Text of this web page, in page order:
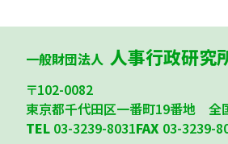
一般財団法人 人事行政研究
〒102-0082
東京都千代田区一番町19番地 全
TEL 03-3239-8031FAX 03-3239-